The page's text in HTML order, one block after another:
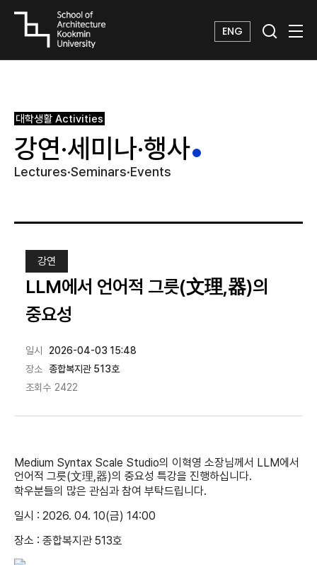
ENG
대학생활 Activities
강연·세미나·행사
Lectures·Seminars·Events
강연
LLM에서 언어적 그릇(文理,器)의
중요성
일시
2026-04-03 15:48
장소 종합복지관 513호
조회수 2422
Medium Syntax Scale Studio의 이혁영 소장님께서 LLM에서
언어적 그릇(文理,器)의 중요성 특강을 진행하십니다.
학우분들의 많은 관심과 참여 부탁드립니다.
일시 : 2026. 04. 10(금) 14:00
장소 : 종합복지관 513호